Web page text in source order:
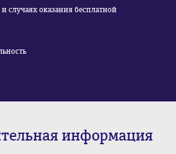
случаях оказания бесплатной
информация